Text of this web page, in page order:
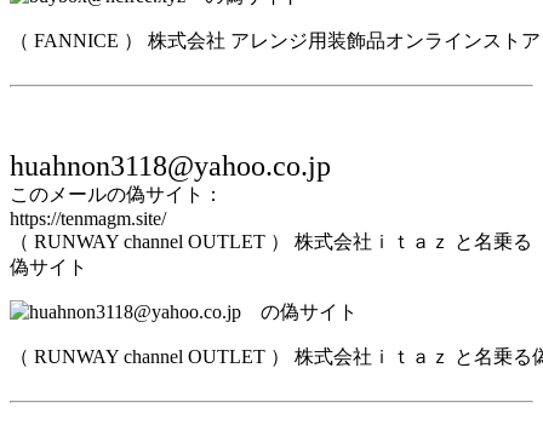
（ FANNICE ） 株式会社 アレンジ用装飾品オンラインスト
huahnon3118@yahoo.co.jp
このメールの偽サイト：
https://tenmagm.site/
（ RUNWAY channel OUTLET ） 株式会社ｉｔａｚ と名乗る
偽サイト
（ RUNWAY channel OUTLET ） 株式会社ｉｔａｚ と名乗る